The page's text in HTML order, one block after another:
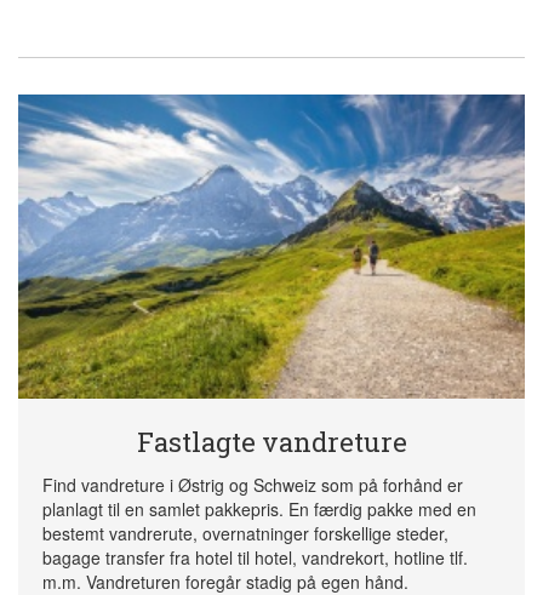
Fastlagte vandreture
Find vandreture i Østrig og Schweiz som på forhånd er
planlagt til en samlet pakkepris. En færdig pakke med en
bestemt vandrerute, overnatninger forskellige steder,
bagage transfer fra hotel til hotel, vandrekort, hotline tlf.
m.m. Vandreturen foregår stadig på egen hånd.